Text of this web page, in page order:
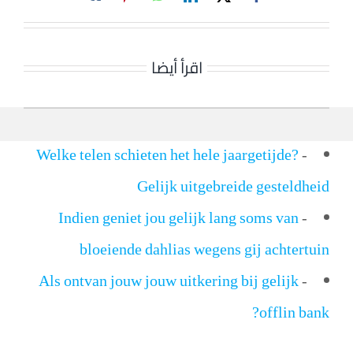
اقرأ أيضا
-
Welke telen schieten het hele jaargetijde?
Gelijk uitgebreide gesteldheid
-
Indien geniet jou gelijk lang soms van
bloeiende dahlias wegens gij achtertuin
-
Als ontvan jouw jouw uitkering bij gelijk
offlin bank?